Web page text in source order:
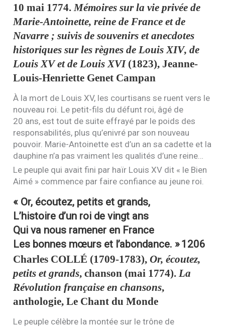
10 mai 1774. Mémoires sur la vie privée de
Marie-Antoinette, reine de France et de
Navarre ; suivis de souvenirs et anecdotes
historiques sur les règnes de Louis XIV, de
Louis XVet de Louis XVI(1823), Jeanne-
Louis-Henriette Genet Campan
À la mort de LouisXV, les courtisans se ruent vers le
nouveau roi. Le petit-fils du défunt roi, âgé de
20 ans, est tout de suite effrayé par le poids des
responsabilités, plus qu’enivré par son nouveau
pouvoir. Marie-Antoinette est d’un an sa cadette et la
dauphine n’a pas vraiment les qualités d’une reine…
Le peuple qui avait fini par haïr LouisXV dit « le Bien
Aimé » commence par faire confiance au jeune roi.
« Or, écoutez, petits et grands,
L’histoire d’un roi de vingt ans
Qui va nous ramener en France
Les bonnes mœurs et l’abondance. »1206
Charles COLLÉ (1709-1783),Or, écoutez,
petits et grands, chanson (mai 1774).La
Révolution française en chansons,
anthologie, Le Chant du Monde
Le peuple célèbre la montée sur le trône de